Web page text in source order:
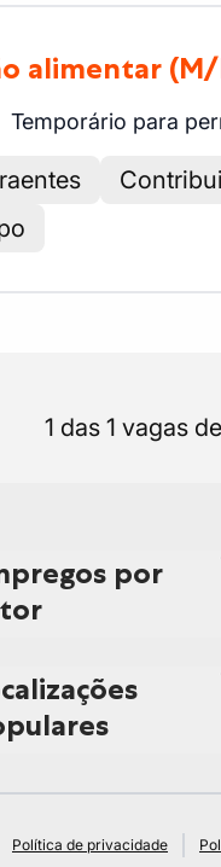
alimentar
Temporário para
1 das 1 vagas
por
Política de privacidade